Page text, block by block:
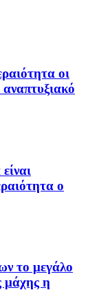
οι
αναπτυξιακό
ο
το μεγάλο
μάχης η